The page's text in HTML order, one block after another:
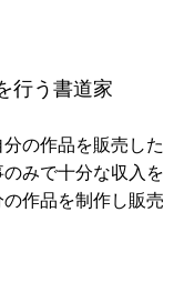
行う書道家
の作品を販売した
みで十分な収入を
作品を制作し販売